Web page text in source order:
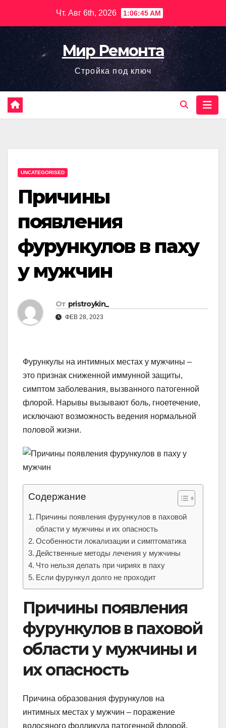
содержимому
Чт. Авг 6th, 2026 1:06:46 AM
Мир Ремонта
Стройка под ключ
UNCATEGORISED
Причины
появления
фурункулов в паху
у мужчин
От pristroykin_
ФЕВ 28, 2023
Фурункулы на интимных местах у мужчины –
это признак сниженной иммунной защиты,
симптом заболевания, вызванного патогенной
флорой. Нарывы вызывают боль, гноетечение,
исключают возможность ведения нормальной
половой жизни.
Содержание
Причины появления фурункулов в паховой
области у мужчины и их опасность
Особенности локализации и симптоматика
Действенные методы лечения у мужчины
Что нельзя делать при чириях в паху
Если фурункул долго не проходит
Причины появления
фурункулов в паховой
области у мужчины и
их опасность
Причина образования фурункулов на
интимных местах у мужчин – поражение
волосяного фолликула патогенной флорой.